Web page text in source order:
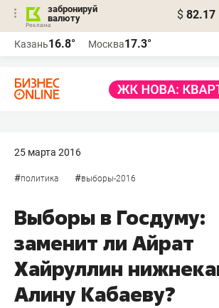
забронируй
валюту
$ 82.17
Казань16.8° Москва17.3°
25 марта 2016
#политика #выборы-2016
Выборы в Госдуму:
заменит ли Айрат
Хайруллин
Алину Кабаеву?